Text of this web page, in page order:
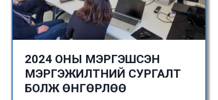
2024 ОНЫ МЭРГЭШСЭН
МЭРГЭЖИЛТНИЙ СУРГАЛТ
БОЛЖ ӨНГӨРЛӨӨ